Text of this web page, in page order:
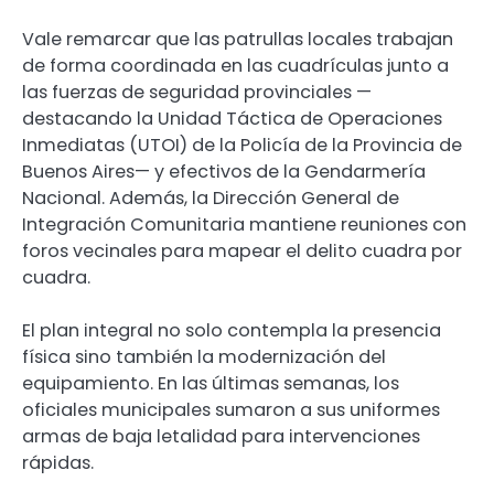
Vale remarcar que las patrullas locales trabajan
de forma coordinada en las cuadrículas junto a
las fuerzas de seguridad provinciales —
destacando la Unidad Táctica de Operaciones
Inmediatas (UTOI) de la Policía de la Provincia de
Buenos Aires— y efectivos de la Gendarmería
Nacional. Además, la Dirección General de
Integración Comunitaria mantiene reuniones con
foros vecinales para mapear el delito cuadra por
cuadra.
El plan integral no solo contempla la presencia
física sino también la modernización del
equipamiento. En las últimas semanas, los
oficiales municipales sumaron a sus uniformes
armas de baja letalidad para intervenciones
rápidas.